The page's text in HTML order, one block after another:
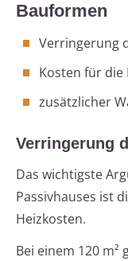
Bauformen
Verringerung
Kosten für die
zusätzlicher
Verringerung
Das wichtigste
Passivhauses ist
Heizkosten.
Bei einem 120